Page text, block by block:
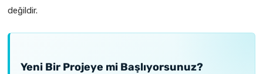
değildir.
Yeni Bir Projeye mi Başlıyorsunuz?